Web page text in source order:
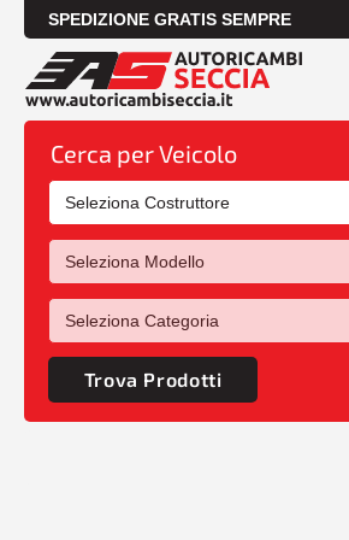
SPEDIZIONE GRATIS SEMPRE
Cerca per Veicolo
Trova Prodotti